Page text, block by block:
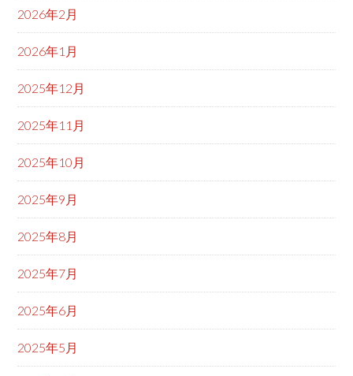
2026年2月
2026年1月
2025年12月
2025年11月
2025年10月
2025年9月
2025年8月
2025年7月
2025年6月
2025年5月